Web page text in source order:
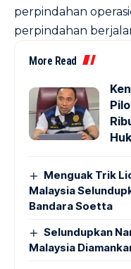
perpindahan
perpindahan
More Read
Menguak Trik
Malaysia
Bandara Soetta
Selundupkan
Malaysia